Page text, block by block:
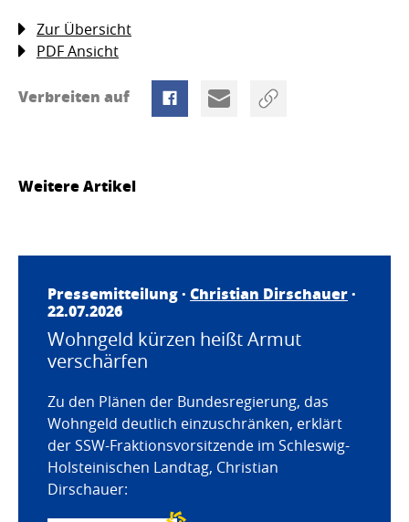
Zur Übersicht
PDF Ansicht
Verbreiten auf
Weitere Artikel
Pressemitteilung · Christian Dirschauer·
22.07.2026
Wohngeld kürzen heißt Armut
verschärfen
Zu den Plänen der Bundesregierung, das
Wohngeld deutlich einzuschränken, erklärt
der SSW-Fraktionsvorsitzende im Schleswig-
Holsteinischen Landtag, Christian
Dirschauer: